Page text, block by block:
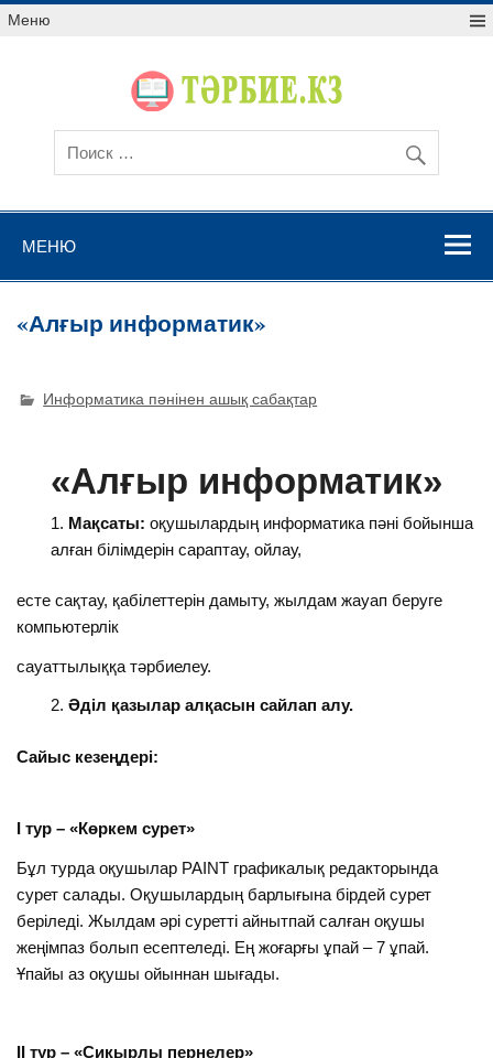
Меню
МЕНЮ
«Алғыр информатик»
Информатика пәнінен ашық сабақтар
«Алғыр информатик»
Мақсаты: оқушылардың информатика пәні бойынша
алған білімдерін сараптау, ойлау,
есте сақтау, қабілеттерін дамыту, жылдам жауап беруге
компьютерлік
сауаттылыққа тәрбиелеу.
Әділ қазылар алқасын сайлап алу.
Сайыс кезеңдері:
І тур – «Көркем сурет»
Бұл турда оқушылар PAINT графикалық редакторында
сурет салады. Оқушылардың барлығына бірдей сурет
беріледі. Жылдам әрі суретті айнытпай салған оқушы
жеңімпаз болып есептеледі. Ең жоғарғы ұпай – 7 ұпай.
Ұпайы аз оқушы ойыннан шығады.
ІІ тур – «Сиқырлы пернелер»